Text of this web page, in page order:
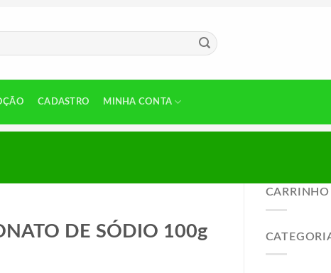
CADASTRO MINHA CONTA
CARRINHO
DE SÓDIO 100g